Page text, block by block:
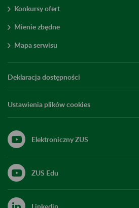
Konkursy ofert
Mienie zbędne
Mapa serwisu
Deklaracja dostępności
Ustawienia plików cookies
Elektroniczny ZUS
ZUS Edu
Linkedin